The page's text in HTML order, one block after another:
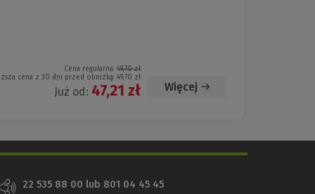
Cena regularna: 49,70 zł
cena z 30 dni przed obniżką: 49,70 zł
Już od: 47,21 zł Więcej
22 535 88 00 lub 801 04 45 45